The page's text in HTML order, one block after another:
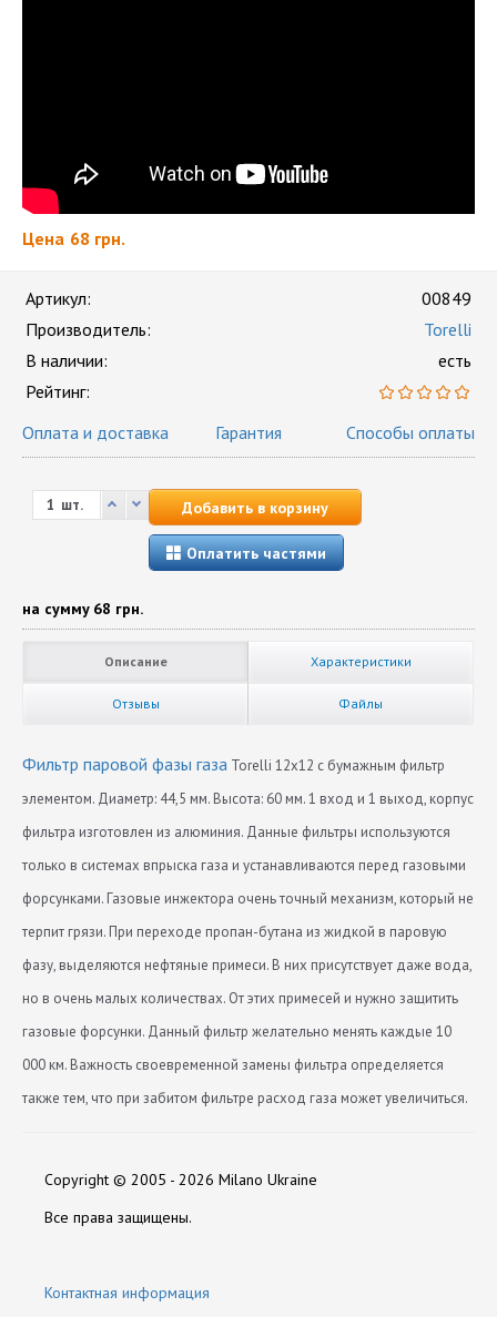
Цена 68 грн.
Артикул:
00849
Производитель:
Torelli
В наличии:
есть
Рейтинг:
Оплата и доставка
Гарантия Способы оплаты
шт. Добавить в корзину
Оплатить частями
на сумму 68 грн.
Описание Характеристики
Отзывы Файлы
Фильтр паровой фазы газа Torelli 12х12 с бумажным фильтр
элементом. Диаметр: 44,5 мм. Высота: 60 мм. 1 вход и 1 выход, корпус
фильтра изготовлен из алюминия. Данные фильтры используются
только в системах впрыска газа и устанавливаются перед газовыми
форсунками. Газовые инжектора очень точный механизм, который не
терпит грязи. При переходе пропан-бутана из жидкой в паровую
фазу, выделяются нефтяные примеси. В них присутствует даже вода,
но в очень малых количествах. От этих примесей и нужно защитить
газовые форсунки. Данный фильтр желательно менять каждые 10
000 км. Важность своевременной замены фильтра определяется
также тем, что при забитом фильтре расход газа может увеличиться.
Высота
Оставить отзыв
Скачать Katalog-produktsii-Torelli.pdf
Copyright © 2005 - 2026 Milano Ukraine
Все права защищены.
Контактная информация